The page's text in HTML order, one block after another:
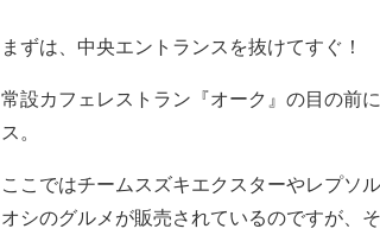
まずは、中央エントランスを抜けてすぐ！
常設カフェレストラン『オーク』の目の前
ス。
ここではチームスズキエクスターやレプソ
オシのグルメが販売されているのですが、